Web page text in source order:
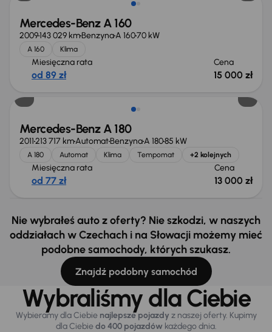
Mercedes-Benz A 160
2009143 029 kmBenzynaA 16070 kW
A 160 Klima
Miesięczna rata
od 89 zł
Cena
15 000 zł
Mercedes-Benz A 180
2011213 717 kmAutomatBenzynaA 18085 kW
A 180 Automat Klima Tempomat +2 kolejnych
Miesięczna rata
od 77 zł
Cena
13 000 zł
Nie wybrałeś auto z oferty? Nie szkodzi, w naszych
oddziałach w Czechach i na Słowacji możemy mieć
podobne samochody, których szukasz.
Znajdź podobny samochód
Wybraliśmy dla Ciebie
Wybieramy dla Ciebie najlepsze pojazdy z naszej oferty. Kupimy
dla Ciebiedo 400 pojazdówkażdego dnia.